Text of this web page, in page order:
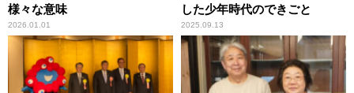
様々な意味
2026.01.01
した少年時代のできごと
2025.09.13